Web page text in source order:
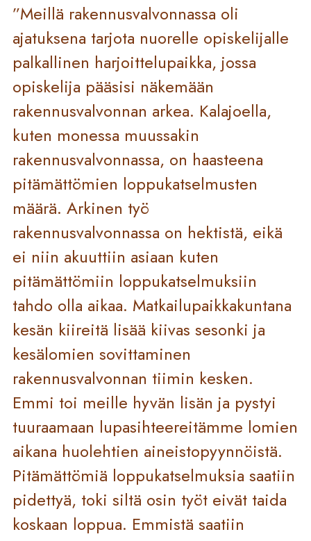
”Meillä rakennusvalvonnassa oli
ajatuksena tarjota nuorelle opiskelijalle
palkallinen harjoittelupaikka, jossa
opiskelija pääsisi näkemään
rakennusvalvonnan arkea. Kalajoella,
kuten monessa muussakin
rakennusvalvonnassa, on haasteena
pitämättömien loppukatselmusten
määrä. Arkinen työ
rakennusvalvonnassa on hektistä, eikä
ei niin akuuttiin asiaan kuten
pitämättömiin loppukatselmuksiin
tahdo olla aikaa. Matkailupaikkakuntana
kesän kiireitä lisää kiivas sesonki ja
kesälomien sovittaminen
rakennusvalvonnan tiimin kesken.
Emmi toi meille hyvän lisän ja pystyi
tuuraamaan lupasihteereitämme lomien
aikana huolehtien aineistopyynnöistä.
Pitämättömiä loppukatselmuksia saatiin
pidettyä, toki siltä osin työt eivät taida
koskaan loppua. Emmistä saatiin